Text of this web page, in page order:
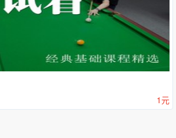
1元